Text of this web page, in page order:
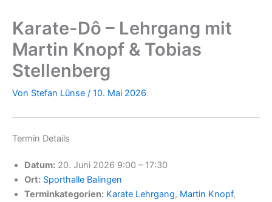
Karate-Dô – Lehrgang mit
Martin Knopf & Tobias
Stellenberg
Von Stefan Lünse / 10. Mai 2026
Termin Details
Datum: 20. Juni 2026 9:00 – 17:30
Ort: Sporthalle Balingen
Terminkategorien: Karate Lehrgang, Martin Knopf,